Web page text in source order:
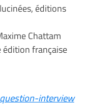
éditions
Chattam
française
interview